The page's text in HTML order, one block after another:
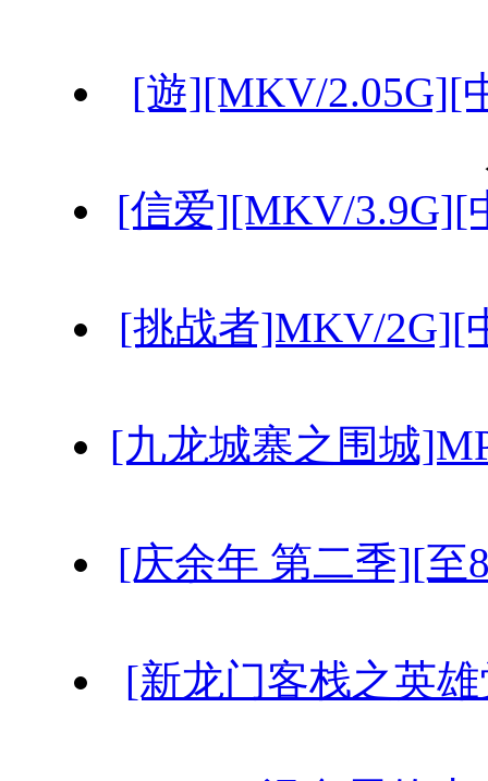
[遊][MKV/2.05G][
[信爱][MKV/3.9G][
[挑战者]MKV/2G][
[九龙城寨之围城
[庆余年 第二季][
[新龙门客栈之英